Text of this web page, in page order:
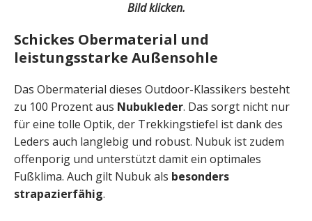
Bild klicken.
Schickes Obermaterial und
leistungsstarke Außensohle
Das Obermaterial dieses Outdoor-Klassikers besteht
zu 100 Prozent aus Nubukleder. Das sorgt nicht nur
für eine tolle Optik, der Trekkingstiefel ist dank des
Leders auch langlebig und robust. Nubuk ist zudem
offenporig und unterstützt damit ein optimales
Fußklima. Auch gilt Nubuk als besonders
strapazierfähig.